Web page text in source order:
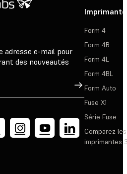
adresse e-mail pour
des nouveautés
Inscription
Form 4
Form 4B
Form 4L
Form 4BL
Form Auto
Fuse X1
Série Fuse
Comparez les
imprimantes